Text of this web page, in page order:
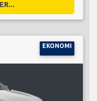
EKONOMI